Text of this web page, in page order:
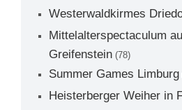
Westerwaldkirmes
Mittelalterspectaculum
Greifenstein (78)
Summer Games Limburg
Heisterberger Weiher in